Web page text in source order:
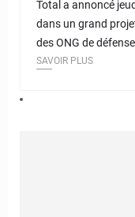
Total a annoncé
dans un grand
des ONG de
SAVOIR PLUS